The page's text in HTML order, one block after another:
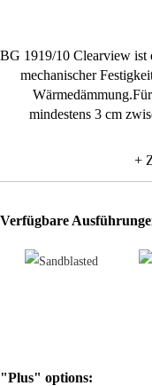
BG 1919/10 Clearview ist
mechanischer
mindestens 3 cm
+
Verfügbare
"Plus" options: